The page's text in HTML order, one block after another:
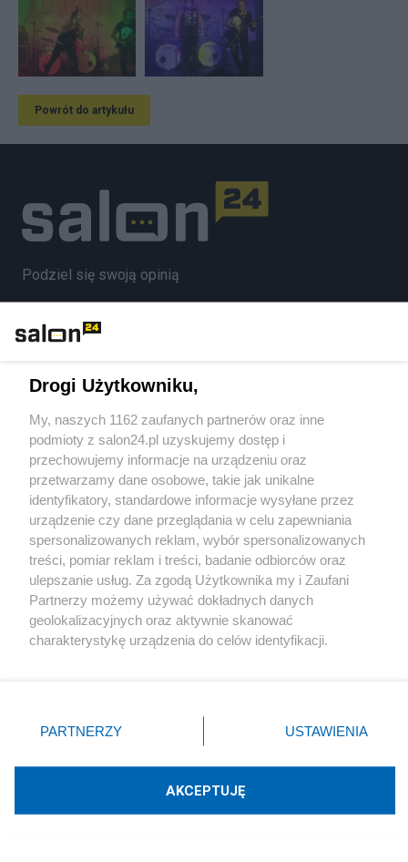
Powrót do artykułu
Podziel się swoją opinią
ZAŁÓŻ BLOG
Polityka
Gospodarka
Rozmaitości
Technologie
Sport
Społeczeństwo
Drogi Użytkowniku,
My, naszych 1162 zaufanych partnerów oraz inne
podmioty z salon24.pl uzyskujemy dostęp i
przechowujemy informacje na urządzeniu oraz
przetwarzamy dane osobowe, takie jak unikalne
identyfikatory, standardowe informacje wysyłane przez
urządzenie czy dane przeglądania w celu zapewniania
spersonalizowanych reklam, wybór spersonalizowanych
treści, pomiar reklam i treści, badanie odbiorców oraz
ulepszanie usług. Za zgodą Użytkownika my i Zaufani
Partnerzy możemy używać dokładnych danych
geolokalizacyjnych oraz aktywnie skanować
charakterystykę urządzenia do celów identyfikacji.
zmienić/wycofać klikając przycisk ustawień prywatności
znajdujący się w lewym dolnym rogu strony
rodzaje przetwarzania danych nie wymagają zgody
użytkownika, ale masz prawo sprzeciwić się takiemu
przetwarzaniu. Preferencje będą miały zastosowania tylko
PARTNERZY USTAWIENIA
AKCEPTUJĘ